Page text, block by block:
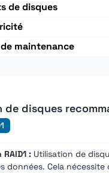
de disques
maintenance
disques
: Utilisation de
données. Cela